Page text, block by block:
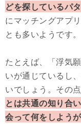
どを探しているパ
にマッチングアプ
とも多いようです。
たとえば、「浮気
いが通じているし
いでしょう。その点
とは共通の知り合
会って何をしよう